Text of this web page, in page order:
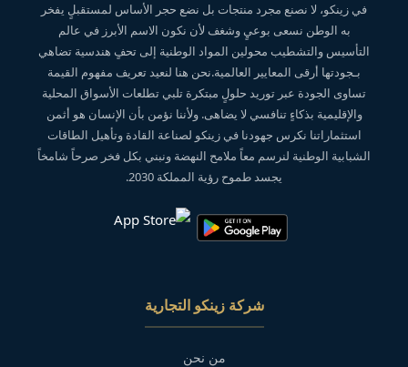
في زينكو، لا نصنع مجرد منتجات بل نضع حجر الأساس لمستقبلٍ يفخر
به الوطن نسعى بوعيٍ وشغف لأن نكون الاسم الأبرز في عالم
التأسيس والتشطيب محولين المواد الوطنية إلى تحفٍ هندسية تضاهي
بـجودتها أرقى المعايير العالمية.نحن هنا لنعيد تعريف مفهوم القيمة
تساوى الجودة عبر توريد حلولٍ مبتكرة تلبي تطلعات الأسواق المحلية
والإقليمية بذكاءٍ تنافسي لا يضاهى. ولأننا نؤمن بأن الإنسان هو أثمن
استثماراتنا نكرس جهودنا في زينكو لصناعة القادة وتأهيل الطاقات
الشبابية الوطنية لنرسم معاً ملامح النهضة ونبني بكل فخر صرحاً شامخاً
يجسد طموح رؤية المملكة 2030.
شركة زينكو التجارية
من نحن